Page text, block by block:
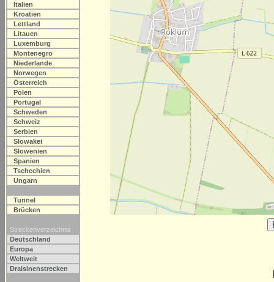
Italien
Kroatien
Lettland
Litauen
Luxemburg
Montenegro
Niederlande
Norwegen
Österreich
Polen
Portugal
Schweden
Schweiz
Serbien
Slowakei
Slowenien
Spanien
Tschechien
Ungarn
Tunnel
Brücken
Streckenverzeichnis
Deutschland
Europa
Weltweit
Draisinenstrecken